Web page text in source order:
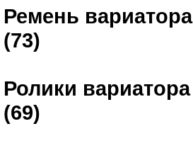
Ремень вариатора
(73)
Ролики вариатора
(69)